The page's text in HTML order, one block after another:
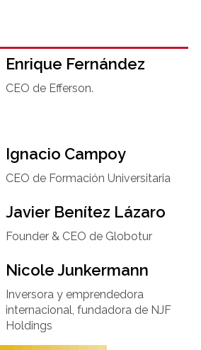
Enrique Fernández
CEO de Efferson.
Ignacio Campoy​
CEO de Formación Universitaria​
Javier Benítez Lázaro
Founder & CEO de Globotur​
Nicole Junkermann​
Inversora y emprendedora
internacional, fundadora de NJF
Holdings